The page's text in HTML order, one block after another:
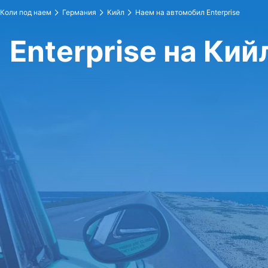
Коли под наем Германия Кийл Наем на автомобил Enterprise
Enterprise на